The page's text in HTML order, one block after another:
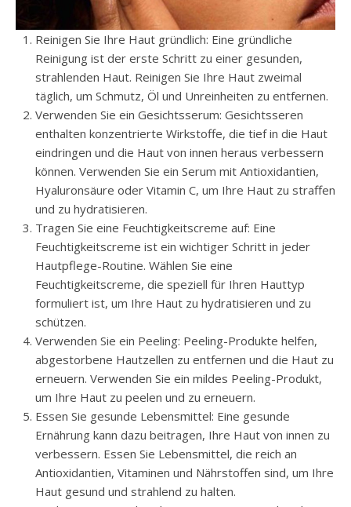
Reinigen Sie Ihre Haut gründlich: Eine gründliche
Reinigung ist der erste Schritt zu einer gesunden,
strahlenden Haut. Reinigen Sie Ihre Haut zweimal
täglich, um Schmutz, Öl und Unreinheiten zu entfernen.
Verwenden Sie ein Gesichtsserum: Gesichtsseren
enthalten konzentrierte Wirkstoffe, die tief in die Haut
eindringen und die Haut von innen heraus verbessern
können. Verwenden Sie ein Serum mit Antioxidantien,
Hyaluronsäure oder Vitamin C, um Ihre Haut zu straffen
und zu hydratisieren.
Tragen Sie eine Feuchtigkeitscreme auf: Eine
Feuchtigkeitscreme ist ein wichtiger Schritt in jeder
Hautpflege-Routine. Wählen Sie eine
Feuchtigkeitscreme, die speziell für Ihren Hauttyp
formuliert ist, um Ihre Haut zu hydratisieren und zu
schützen.
Verwenden Sie ein Peeling: Peeling-Produkte helfen,
abgestorbene Hautzellen zu entfernen und die Haut zu
erneuern. Verwenden Sie ein mildes Peeling-Produkt,
um Ihre Haut zu peelen und zu erneuern.
Essen Sie gesunde Lebensmittel: Eine gesunde
Ernährung kann dazu beitragen, Ihre Haut von innen zu
verbessern. Essen Sie Lebensmittel, die reich an
Antioxidantien, Vitaminen und Nährstoffen sind, um Ihre
Haut gesund und strahlend zu halten.